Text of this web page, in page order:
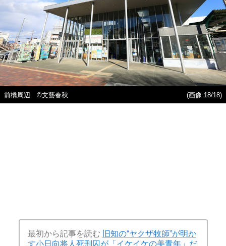
前橋周辺 ©️文藝春秋 (画像 18/18)
最初から記事を読む
旧知の“ヤクザ牧師”が明か
す小日向将人死刑囚が「イケイケの美青年」だ